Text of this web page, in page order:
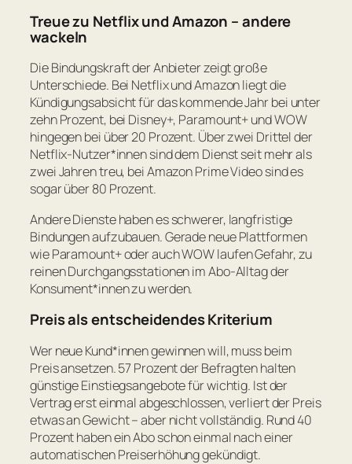
Treue zu Netflix und Amazon – andere
wackeln
Die Bindungskraft der Anbieter zeigt große
Unterschiede. Bei Netflix und Amazon liegt die
Kündigungsabsicht für das kommende Jahr bei unter
zehn Prozent, bei Disney+, Paramount+ und WOW
hingegen bei über 20 Prozent. Über zwei Drittel der
Netflix-Nutzer*innen sind dem Dienst seit mehr als
zwei Jahren treu, bei Amazon Prime Video sind es
sogar über 80 Prozent.
Andere Dienste haben es schwerer, langfristige
Bindungen aufzubauen. Gerade neue Plattformen
wie Paramount+ oder auch WOW laufen Gefahr, zu
reinen Durchgangsstationen im Abo-Alltag der
Konsument*innen zu werden.
Preis als entscheidendes Kriterium
Wer neue Kund*innen gewinnen will, muss beim
Preis ansetzen. 57 Prozent der Befragten halten
günstige Einstiegsangebote für wichtig. Ist der
Vertrag erst einmal abgeschlossen, verliert der Preis
etwas an Gewicht – aber nicht vollständig. Rund 40
Prozent haben ein Abo schon einmal nach einer
automatischen Preiserhöhung gekündigt.